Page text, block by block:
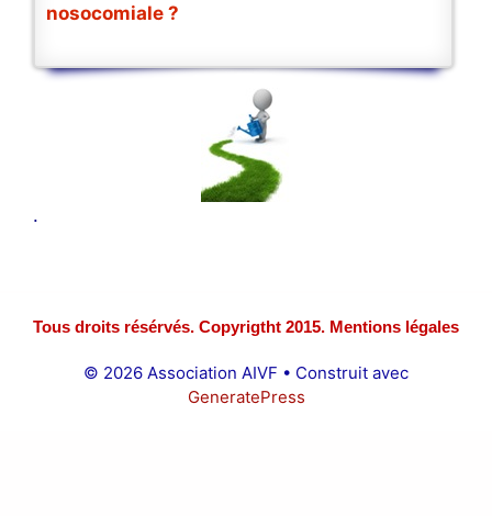
nosocomiale ?
.
Tous droits résérvés. Copyrigtht 2015. Mentions légales
© 2026 Association AIVF • Construit avec
GeneratePress